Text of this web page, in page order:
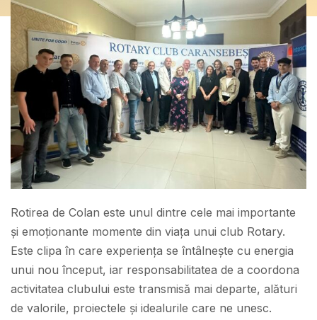
Rotirea de Colan este unul dintre cele mai importante
și emoționante momente din viața unui club Rotary.
Este clipa în care experiența se întâlnește cu energia
unui nou început, iar responsabilitatea de a coordona
activitatea clubului este transmisă mai departe, alături
de valorile, proiectele și idealurile care ne unesc.